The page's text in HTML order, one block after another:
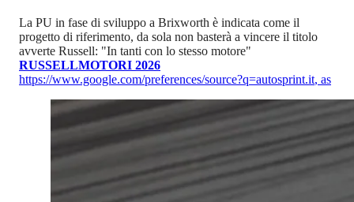
La PU in fase di sviluppo a Brixworth è indicata come il
progetto di riferimento, da sola non basterà a vincere il titolo
avverte Russell: "In tanti con lo stesso motore"
RUSSELLMOTORI 2026
https://www.google.com/preferences/source?q=autosprint.it, as